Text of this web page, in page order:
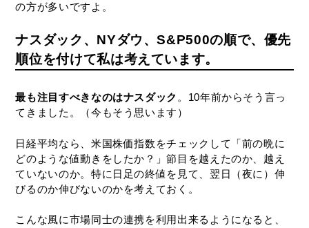
の方が多いですよ。
ナスダック、NYダウ、S&P500の順で、優先
順位を付けて私は考えています。
最も注目すべきなのはナスダック 。10年前からそう言っ
てきました。（今もそう思います）
日経平均なら、米国株価指数をチェックして「前の晩に
どのような値動きをしたか？」節目を越えたのか、越え
ていないのか。特に日足の終値を見て、翌日（夜に）伸
びるのか伸びないのかを考えておく。
こんな風に市場同士の連携を利用出来るようになると、